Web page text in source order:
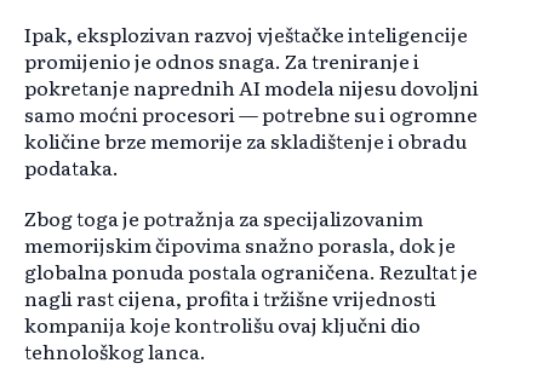
Ipak, eksplozivan razvoj vještačke inteligencije
promijenio je odnos snaga. Za treniranje i
pokretanje naprednih AI modela nijesu dovoljni
samo moćni procesori — potrebne su i ogromne
količine brze memorije za skladištenje i obradu
podataka.
Zbog toga je potražnja za specijalizovanim
memorijskim čipovima snažno porasla, dok je
globalna ponuda postala ograničena. Rezultat je
nagli rast cijena, profita i tržišne vrijednosti
kompanija koje kontrolišu ovaj ključni dio
tehnološkog lanca.